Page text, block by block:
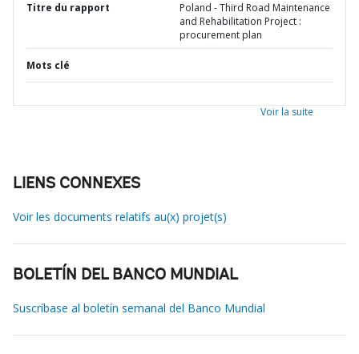
Titre du rapport
Poland - Third Road Maintenance
and Rehabilitation Project :
procurement plan
Mots clé
Voir la suite
LIENS CONNEXES
Voir les documents relatifs au(x) projet(s)
BOLETÍN DEL BANCO MUNDIAL
Suscríbase al boletín semanal del Banco Mundial